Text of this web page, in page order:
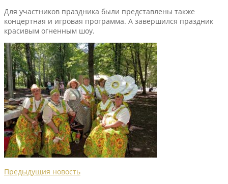
Для участников праздника были представлены также
концертная и игровая программа. А завершился праздник
красивым огненным шоу.
Предыдущия новость